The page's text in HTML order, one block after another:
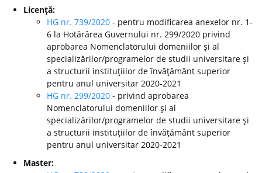
Licenţă:
HG nr. 739/2020 - pentru modificarea anexelor nr. 1-
6 la Hotărârea Guvernului nr. 299/2020 privind
aprobarea Nomenclatorului domeniilor şi al
specializărilor/programelor de studii universitare şi
a structurii instituţiilor de învăţământ superior
pentru anul universitar 2020-2021
HG nr. 299/2020 - privind aprobarea
Nomenclatorului domeniilor şi al
specializărilor/programelor de studii universitare şi
a structurii instituţiilor de învăţământ superior
pentru anul universitar 2020-2021
Master: